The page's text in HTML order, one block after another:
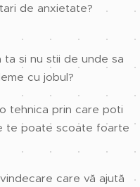
de anxietate?
ta si nu stii de unde sa
cu jobul?
tehnica prin care poti
te poate scoate foarte
care vă ajută